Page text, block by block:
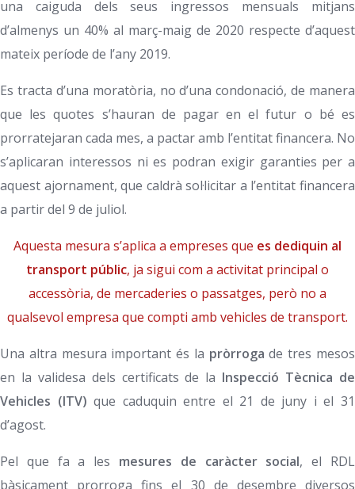
una caiguda dels seus ingressos mensuals mitjans
d’almenys un 40% al març-maig de 2020 respecte d’aquest
mateix període de l’any 2019.
Es tracta d’una moratòria, no d’una condonació, de manera
que les quotes s’hauran de pagar en el futur o bé es
prorratejaran cada mes, a pactar amb l’entitat financera. No
s’aplicaran interessos ni es podran exigir garanties per a
aquest ajornament, que caldrà sol·licitar a l’entitat financera
a partir del 9 de juliol.
Aquesta mesura s’aplica a empreses que es dediquin al
transport públic, ja sigui com a activitat principal o
accessòria, de mercaderies o passatges, però no a
qualsevol empresa que compti amb vehicles de transport.
Una altra mesura important és la pròrroga de tres mesos
en la validesa dels certificats de la Inspecció Tècnica de
Vehicles (ITV) que caduquin entre el 21 de juny i el 31
d’agost.
Pel que fa a les mesures de caràcter social, el RDL
bàsicament prorroga fins el 30 de desembre diversos